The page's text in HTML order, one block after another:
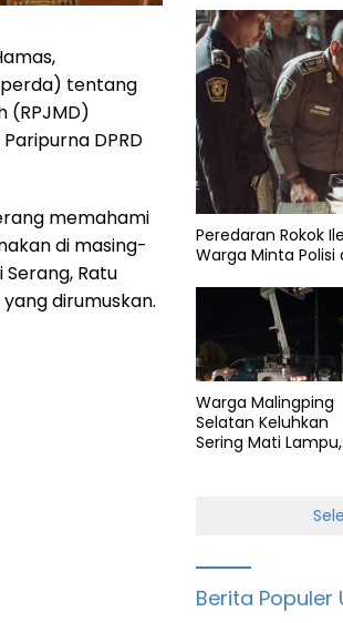
tentang
(RPJMD)
DPRD
memahami
di masing-
Ratu
dirumuskan.
Peredaran Rokok
Warga Minta
Warga Malingping
Selatan Keluhkan
Sering Mati Lampu,
Berita Populer